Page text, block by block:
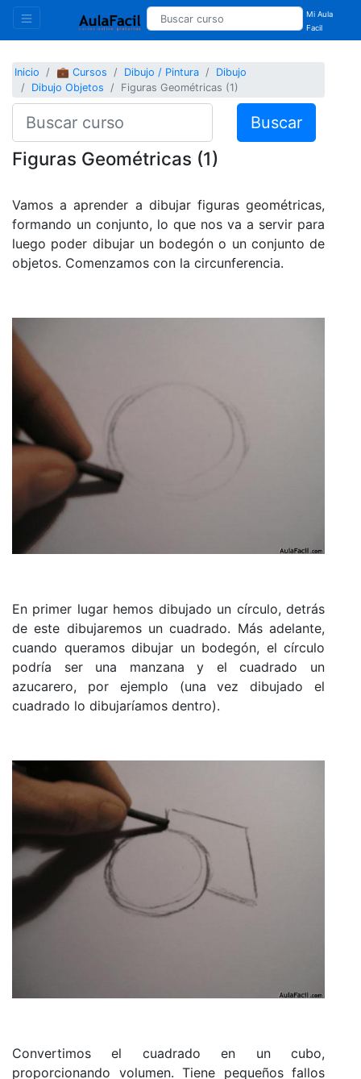
Mi Aula
Facil
Inicio 💼 Cursos Dibujo / Pintura
Dibujo
Dibujo Objetos
Figuras Geométricas (1)
Buscar
Figuras Geométricas (1)
Vamos a aprender a dibujar figuras geométricas,
formando un conjunto, lo que nos va a servir para
luego poder dibujar un bodegón o un conjunto de
objetos. Comenzamos con la circunferencia.
En primer lugar hemos dibujado un círculo, detrás
de este dibujaremos un cuadrado. Más adelante,
cuando queramos dibujar un bodegón, el círculo
podría ser una manzana y el cuadrado un
azucarero, por ejemplo (una vez dibujado el
cuadrado lo dibujaríamos dentro).
Convertimos el cuadrado en un cubo,
proporcionando volumen. Tiene pequeños fallos